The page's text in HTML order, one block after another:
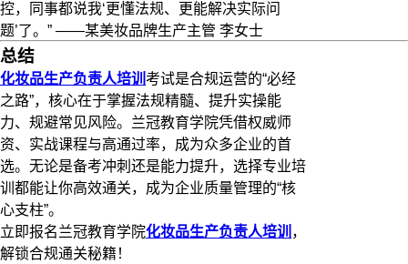
控，同事都说我‘更懂法规、更能解决实际问
题’了。” ——某美妆品牌生产主管 李女士
总结
化妆品生产负责人培训 考试是合规运营的“必经
之路”，核心在于掌握法规精髓、提升实操能
力、规避常见风险。兰冠教育学院凭借权威师
资、实战课程与高通过率，成为众多企业的首
选。无论是备考冲刺还是能力提升，选择专业培
训都能让你高效通关，成为企业质量管理的“核
心支柱”。
​​立即报名兰冠教育学院化妆品生产负责人培训 ，
解锁合规通关秘籍！​